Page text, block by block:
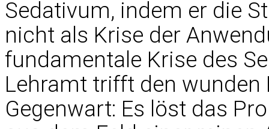
Sedativum, indem er die
nicht als Krise der
fundamentale Krise des
Lehramt trifft den
Gegenwart: Es löst das